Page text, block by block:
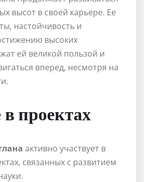
высот в своей карьере. Ее
настойчивость и
высоких
ей великой пользой и
вперед, несмотря на
проектах
активно участвует в
связанных с развитием